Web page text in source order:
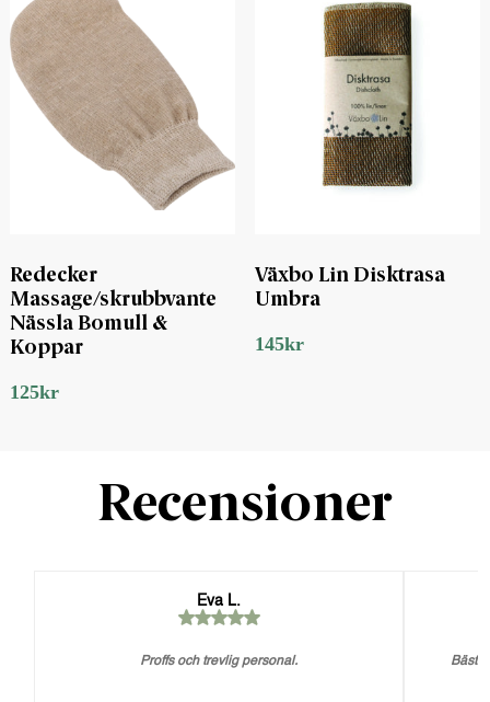
Redecker
Massage/skrubbvante
Nässla Bomull &
Koppar
125kr
Växbo Lin Disktrasa
Umbra
145kr
Recensioner
Eva L.
Proffs och trevlig personal. Bästa